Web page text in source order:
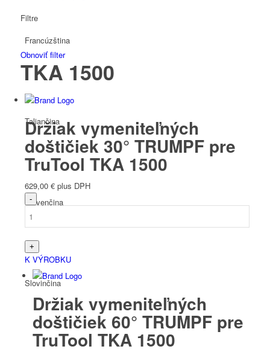
Francúzština
Taliančina
Slovenčina
Slovinčina
Filtre
Obnoviť filter
TKA 1500
Držiak vymeniteľných
doštičiek 30° TRUMPF pre
TruTool TKA 1500
629,00 € plus DPH
K VÝROBKU
Držiak vymeniteľných
doštičiek 60° TRUMPF pre
TruTool TKA 1500